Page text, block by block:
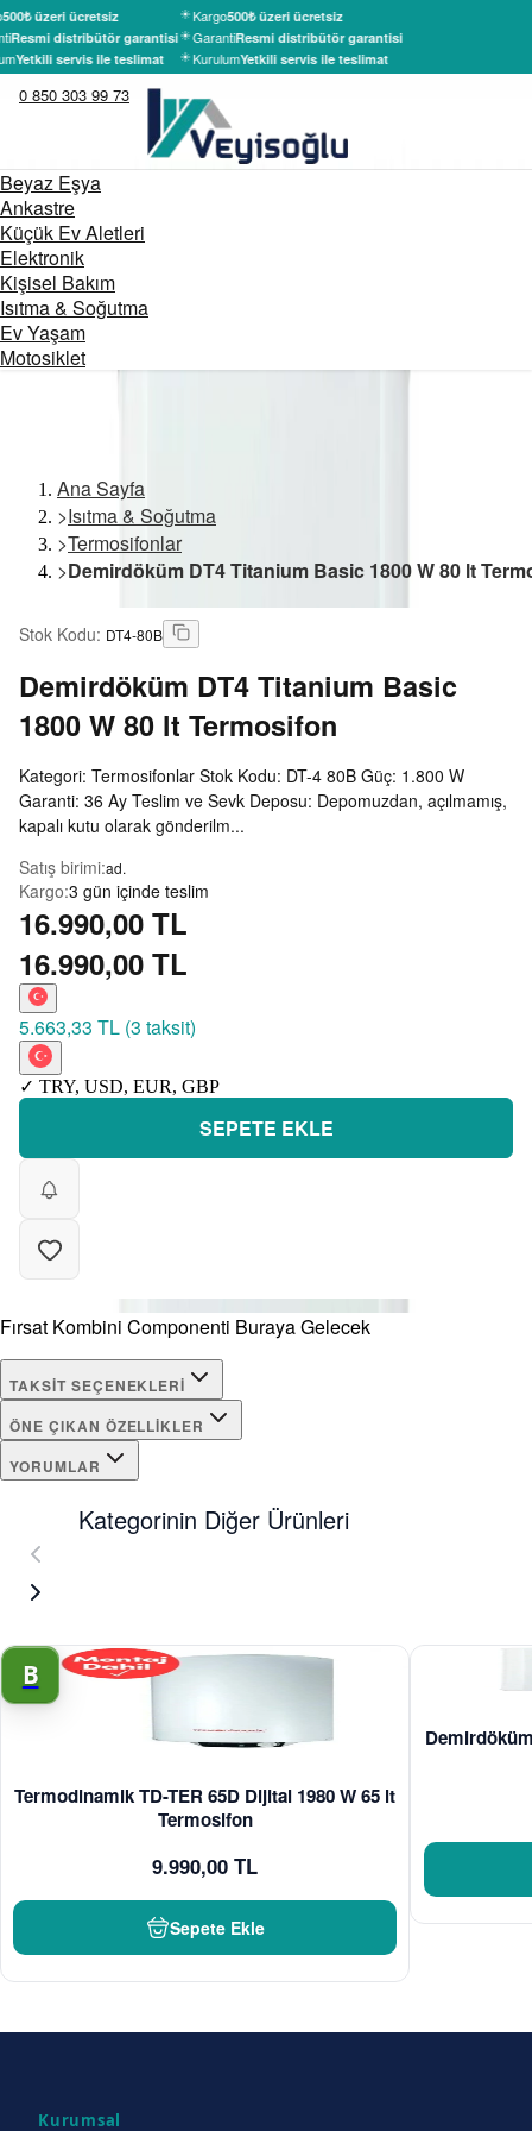
500₺ üzeri ücretsiz
Resmi distribütör garantisi
Yetkili servis ile teslimat
Kargo500₺ üzeri ücretsiz
GarantiResmi distribütör garantisi
KurulumYetkili servis ile teslimat
0 850 303 99 73
Beyaz Eşya
Ankastre
Küçük Ev Aletleri
Elektronik
Kişisel Bakım
Isıtma & Soğutma
Ev Yaşam
Motosiklet
Ana Sayfa
>Isıtma & Soğutma
>Termosifonlar
>Demirdöküm DT4 Titanium Basic 1800 W 80 lt
Stok Kodu: DT4-80B
Demirdöküm DT4 Titanium Basic
1800 W 80 lt Termosifon
Kategori: Termosifonlar Stok Kodu: DT-4 80B Güç: 1.800 W
Garanti: 36 Ay Teslim ve Sevk Deposu: Depomuzdan, açılmamış,
kapalı kutu olarak gönderilm...
Satış birimi:ad.
Kargo:3 gün içinde teslim
16.990,00 TL
16.990,00 TL
5.663,33 TL (3 taksit)
✓ TRY, USD, EUR, GBP
SEPETE EKLE
Fırsat Kombini Componenti Buraya Gelecek
TAKSIT SEÇENEKLERI
ÖNE ÇIKAN ÖZELLIKLER
YORUMLAR
Kategorinin Diğer Ürünleri
B
Termodinamik TD-TER 65D Dijital 1980 W 65 lt
Termosifon
9.990,00 TL
Sepete Ekle
Kurumsal